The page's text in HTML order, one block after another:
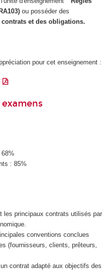
ou posséder des
et des obligations.
pour cet enseignement :
: 85%
les principaux contrats utilisés par
conventions conclues
(fournisseurs, clients, prêteurs,
contrat adapté aux objectifs des